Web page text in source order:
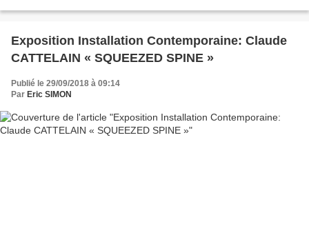
Exposition Installation Contemporaine: Claude
CATTELAIN « SQUEEZED SPINE »
Publié le 29/09/2018 à 09:14
Par Eric SIMON